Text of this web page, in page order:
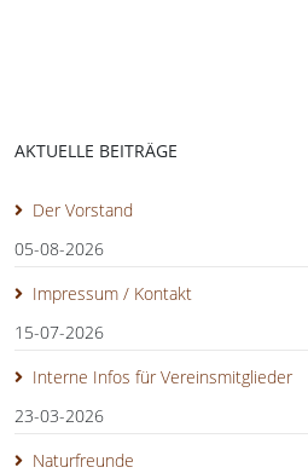
AKTUELLE BEITRÄGE
Der Vorstand
05-08-2026
Impressum / Kontakt
15-07-2026
Interne Infos für Vereinsmitglieder
23-03-2026
Naturfreunde